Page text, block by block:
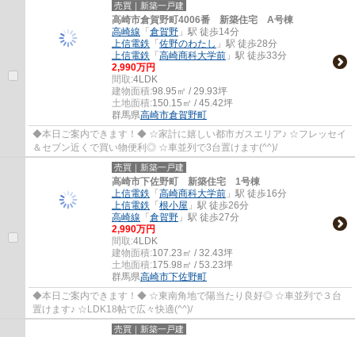
売買｜新築一戸建
高崎市倉賀野町4006番 新築住宅 A号棟
高崎線 「 倉賀野 」駅 徒歩14分
上信電鉄 「 佐野のわたし 」駅 徒歩28分
上信電鉄 「 高崎商科大学前 」駅 徒歩33分
2,990万円
間取:4LDK
建物面積:98.95㎡ / 29.93坪
土地面積:150.15㎡ / 45.42坪
群馬県高崎市倉賀野町
◆本日ご案内できます！◆ ☆家計に嬉しい都市ガスエリア♪ ☆フレッセイ
＆セブン近くで買い物便利◎ ☆車並列で3台置けます(^^)/
売買｜新築一戸建
高崎市下佐野町 新築住宅 1号棟
上信電鉄 「 高崎商科大学前 」駅 徒歩16分
上信電鉄 「 根小屋 」駅 徒歩26分
高崎線 「 倉賀野 」駅 徒歩27分
2,990万円
間取:4LDK
建物面積:107.23㎡ / 32.43坪
土地面積:175.98㎡ / 53.23坪
群馬県高崎市下佐野町
◆本日ご案内できます！◆ ☆東南角地で陽当たり良好◎ ☆車並列で３台
置けます♪ ☆LDK18帖で広々快適(^^)/
売買｜新築一戸建